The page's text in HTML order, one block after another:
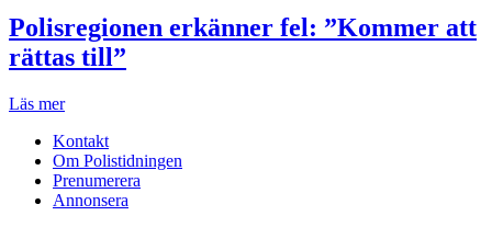
Polisregionen erkänner fel: ”Kommer att
rättas till”
Läs mer
Kontakt
Om Polistidningen
Prenumerera
Annonsera